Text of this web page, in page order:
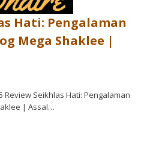
Hati: Pengalaman
Mega Shaklee |
Review Seikhlas Hati: Pengalaman
| Assal…